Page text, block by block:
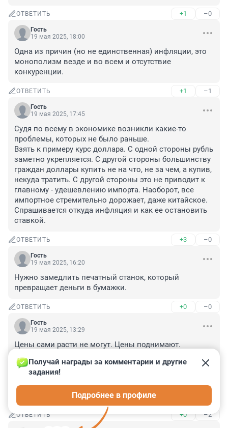
ОТВЕТИТЬ +1 –0
Гость
19 мая 2025, 18:00
Одна из причин (но не единственная) инфляции, это
монополизм везде и во всем и отсутствие
конкуренции.
ОТВЕТИТЬ +1 –1
Гость
19 мая 2025, 17:45
Судя по всему в экономике возникли какие-то
проблемы, которых не было раньше.
Взять к примеру курс доллара. С одной стороны рубль
заметно укрепляется. С другой стороны большинству
граждан доллары купить не на что, не за чем, а купив,
некуда тратить. С другой стороны это не приводит к
главному - удешевлению импорта. Наоборот, все
импортное стремительно дорожает, даже китайское.
Спрашивается откуда инфляция и как ее остановить
ставкой.
ОТВЕТИТЬ +3 –0
Гость
19 мая 2025, 16:20
Нужно замедлить печатный станок, который
превращает деньги в бумажки.
ОТВЕТИТЬ +0 –0
Гость
19 мая 2025, 13:29
Цены сами расти не могут. Цены поднимают.
ключевой ставки. И это будет продолжаться до тех
пор, пока за каждым очередным подъёмом цен не
будет следовать подъём налогов на тех, кому всё
ОТВЕТИТЬ +0 –2
Получай награды за комментарии и другие
задания!
Подробнее в профиле